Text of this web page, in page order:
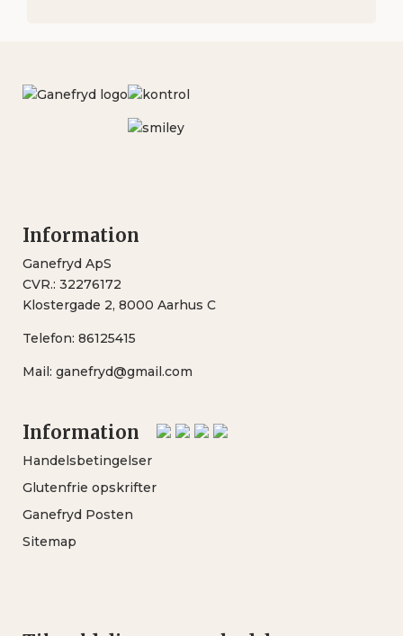
Information
Ganefryd ApS
CVR.: 32276172
Klostergade 2, 8000 Aarhus C
Telefon: 86125415
Mail: ganefryd@gmail.com
Information
Handelsbetingelser
Glutenfrie opskrifter
Ganefryd Posten
Sitemap